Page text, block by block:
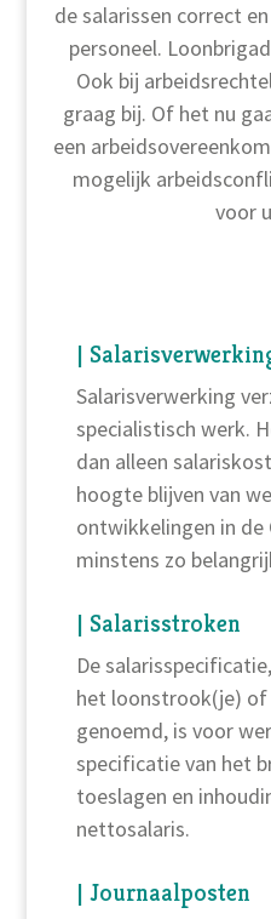
de salarissen correct
personeel.
Ook bij
graag bij. Of het nu
een
mogelijk
voor
|
Salarisverwerking
specialistisch werk.
dan alleen
hoogte blijven van
ontwikkelingen in de
minstens zo
| Salarisstroken
De
het loonstrook(je)
genoemd, is voor
specificatie van het
toeslagen en
nettosalaris.
| Journaalposten